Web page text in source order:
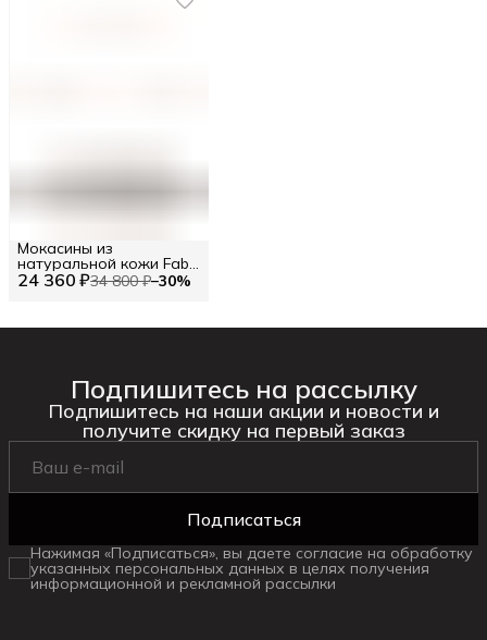
24 360 ₽34 800 ₽−30%
Мокасины из
натуральной кожи Fabi
RU 42.5 / EU 43 / 43
Подпишитесь на рассылку
Подпишитесь на наши акции и новости и
получите скидку на первый заказ
Подписаться
Нажимая «Подписаться», вы даете согласие на обработку
указанных персональных данных в целях получения
информационной и рекламной рассылки